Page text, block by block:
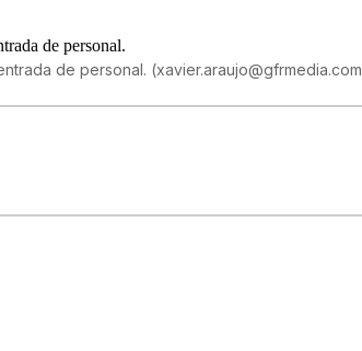
de personal. (xavier.araujo@gfrmedia.com